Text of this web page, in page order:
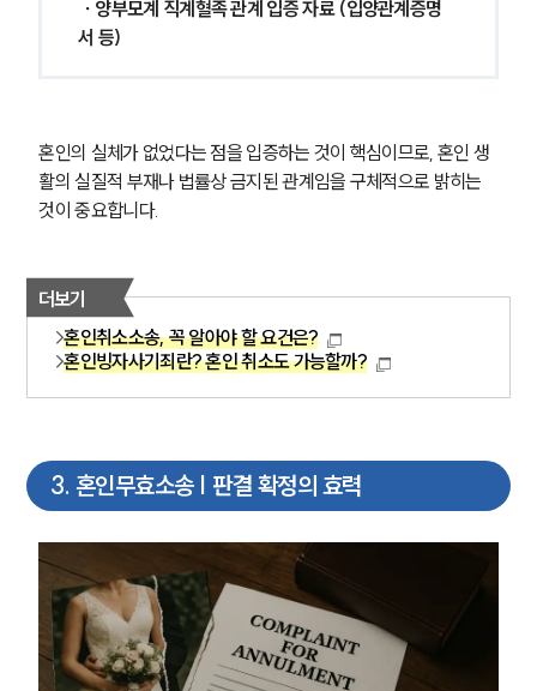
서 등)
혼인의 실체가 없었다는 점을 입증하는 것이 핵심이므로, 혼인 생
활의 실질적 부재나 법률상 금지된 관계임을 구체적으로 밝히는
것이 중요합니다.
더보기
혼인취소소송, 꼭 알아야 할 요건은?
혼인빙자사기죄란? 혼인 취소도 가능할까?
3. 혼인무효소송 | 판결 확정의 효력